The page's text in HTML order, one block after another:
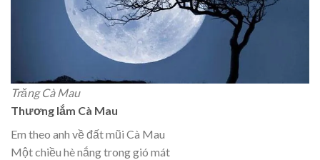
Trăng Cà Mau
Thương lắm Cà Mau
Em theo anh về đất mũi Cà Mau
Một chiều hè nắng trong gió mát